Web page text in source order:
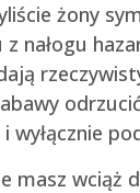
żony
z nałogu
wyłącznie
masz